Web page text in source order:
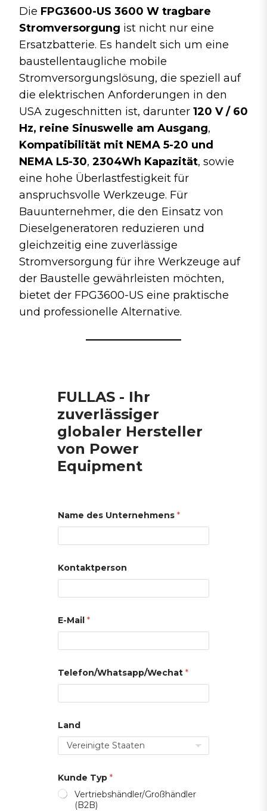
Die FPG3600-US 3600 W tragbare
Stromversorgung ist nicht nur eine
Ersatzbatterie. Es handelt sich um eine
baustellentaugliche mobile
Stromversorgungslösung, die speziell auf
die elektrischen Anforderungen in den
USA zugeschnitten ist, darunter 120 V / 60
Hz, reine Sinuswelle am Ausgang,
Kompatibilität mit NEMA 5-20 und
NEMA L5-30, 2304Wh Kapazität, sowie
eine hohe Überlastfestigkeit für
anspruchsvolle Werkzeuge. Für
Bauunternehmer, die den Einsatz von
Dieselgeneratoren reduzieren und
gleichzeitig eine zuverlässige
Stromversorgung für ihre Werkzeuge auf
der Baustelle gewährleisten möchten,
bietet der FPG3600-US eine praktische
und professionelle Alternative.
FULLAS - Ihr
zuverlässiger
globaler Hersteller
von Power
Equipment
Name des Unternehmens *
Kontaktperson
E-Mail *
Telefon/Whatsapp/Wechat *
a
n
*
y
p
Land
Kunde Typ *
Vertriebshändler/Großhändler
(B2B)